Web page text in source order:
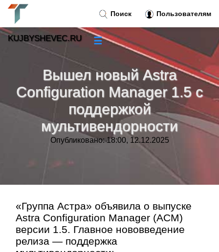
Вышел новый Astra
Configuration Manager 1.5 с
поддержкой
мультивендорности
Опубликовано: 18:00, 12.12.2025
«Группа Астра» объявила о выпуске
Astra Configuration Manager (ACM)
версии 1.5. Главное нововведение
релиза — поддержка
Поиск Пользователям
KUJBYSHEVEC.RU ☰
Новости
Тренды новостей»
»